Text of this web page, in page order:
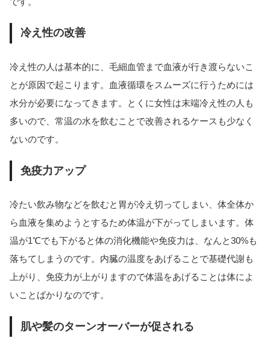
冷え性の改善
冷え性の人は基本的に、毛細血管まで血液が行き渡らないこ
とが原因で起こります。血液循環をスムーズに行うためには
水分が必要になってきます。とくに女性は末端冷え性の人も
多いので、常温の水を飲むことで改善されるケースも少なく
ないのです。
免疫力アップ
冷たい飲み物などを飲むと胃が冷え切ってしまい、体全体か
ら血液を集めようとするため体温が下がってしまいます。体
温が1℃でも下がると体の消化機能や免疫力は、なんと30%も
落ちてしまうのです。内臓の温度をあげることで基礎代謝も
上がり、免疫力が上がりますので体温をあげることは体によ
いことばかりなのです。
肌や髪のターンオーバーが促される